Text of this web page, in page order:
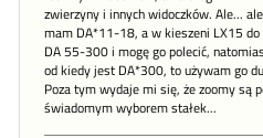
zwierzyny i innych widoczków. Ale...
mam DA*11-18, a w kieszeni LX15
DA 55-300 i mogę go polecić,
od kiedy jest DA*300, to używam go
Poza tym wydaje mi się, że zoomy są
świadomym wyborem stałek...